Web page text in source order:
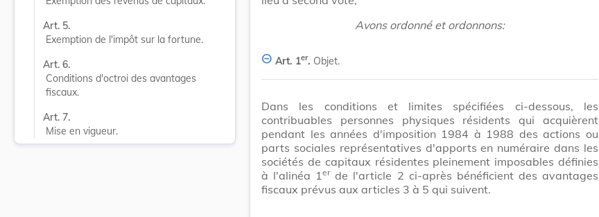
Art. 5.
Exemption de l'impôt sur la fortune.
Art. 6.
Conditions d'octroi des avantages
fiscaux.
Art. 7.
Mise en vigueur.
Avons ordonné et ordonnons:
Art. 1er. Objet.
Dans les conditions et limites spécifiées ci-dessous, les
contribuables personnes physiques résidents qui acquièrent
pendant les années d'imposition 1984 à 1988 des actions ou
parts sociales représentatives d'apports en numéraire dans les
sociétés de capitaux résidentes pleinement imposables définies
à l'alinéa 1erde l'article 2 ci-après bénéficient des avantages
fiscaux prévus aux articles 3 à 5 qui suivent.